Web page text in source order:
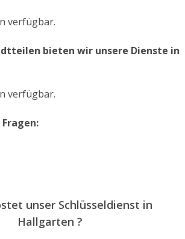
verfügbar.
bieten wir unsere Dienste in
verfügbar.
unser Schlüsseldienst in
Hallgarten ?